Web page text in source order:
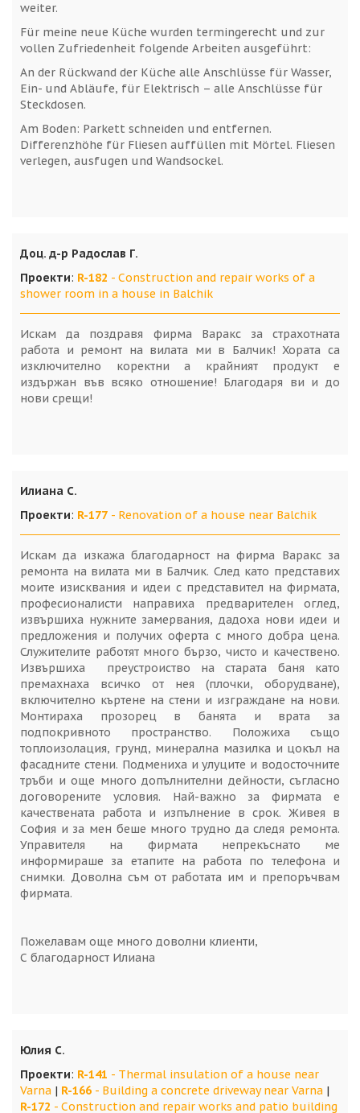
weiter.
Für meine neue Küche wurden termingerecht und zur
vollen Zufriedenheit folgende Arbeiten ausgeführt:
An der Rückwand der Küche alle Anschlüsse für Wasser,
Ein- und Abläufe, für Elektrisch – alle Anschlüsse für
Steckdosen.
Am Boden: Parkett schneiden und entfernen.
Differenzhöhe für Fliesen auffüllen mit Mörtel. Fliesen
verlegen, ausfugen und Wandsockel.
Доц. д-р Радослав Г.
Проекти: R-182 - Construction and repair works of a
shower room in a house in Balchik
Искам да поздравя фирма Варакс за страхотната
работа и ремонт на вилата ми в Балчик! Хората са
изключително коректни а крайният продукт е
издържан във всяко отношение! Благодаря ви и до
нови срещи!
Илиана С.
Проекти: R-177 - Renovation of a house near Balchik
Искам да изкажа благодарност на фирма Варакс за
ремонта на вилата ми в Балчик. След като представих
моите изисквания и идеи с представител на фирмата,
професионалисти направиха предварителен оглед,
извършиха нужните замервания, дадоха нови идеи и
предложения и получих оферта с много добра цена.
Служителите работят много бързо, чисто и качествено.
Извършиха преустроиство на старата баня като
премахнаха всичко от нея (плочки, оборудване),
включително къртене на стени и изграждане на нови.
Монтираха прозорец в банята и врата за
подпокривното пространство. Положиха също
топлоизолация, грунд, минерална мазилка и цокъл на
фасадните стени. Подмениха и улуците и водосточните
тръби и още много допълнителни дейности, съгласно
договорените условия. Най-важно за фирмата е
качествената работа и изпълнение в срок. Живея в
София и за мен беше много трудно да следя ремонта.
Управителя на фирмата непрекъснато ме
информираше за етапите на работа по телефона и
снимки. Доволна съм от работата им и препоръчвам
фирмата.
Пожелавам още много доволни клиенти,
С благодарност Илиана
Юлия С.
Проекти: R-141 - Thermal insulation of a house near
Varna | R-166 - Building a concrete driveway near Varna |
R-172 - Construction and repair works and patio building